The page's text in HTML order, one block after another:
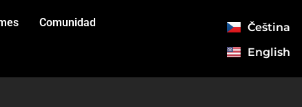
Comunidad
Čeština
English